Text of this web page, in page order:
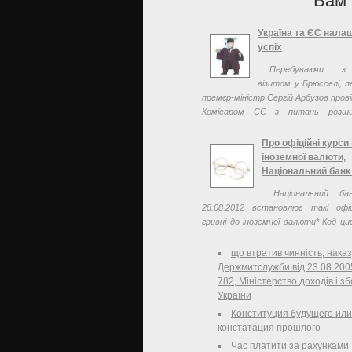
Україна та ЄС
успіх
Перебуваючи з
візитом у Брюсселі,
премєр-міністр Сергій Арбузов
Комісаром ЄС з питань
Про офіційні курси
іноземної валюти,
Національний банк
Національний
28.08.2012 встановлює такі
гривні до іноземної валюти* Код
Офіційний курс
що втратив чинність,
Держмитслужби від
782, Міністерство доходів і
України
Конституция будущего или
констатация прошлого
Час платити за рахунками